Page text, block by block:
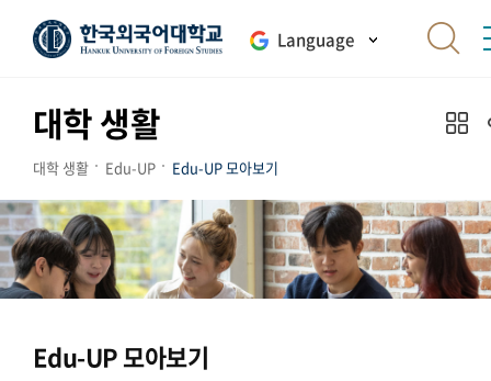
Language
대학 생활
대학 생활 Edu-UP Edu-UP 모아보기
Edu-UP 모아보기